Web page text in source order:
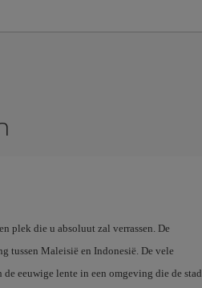
plek die u absoluut zal verrassen. De
tussen Maleisië en Indonesië. De vele
eeuwige lente in een omgeving die de stad